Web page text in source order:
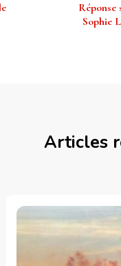
Réponse
Sophie
Articles